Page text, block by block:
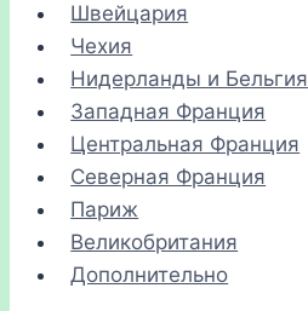
Швейцария
Чехия
Нидерланды и Бельгия
Западная Франция
Центральная Франция
Северная Франция
Париж
Великобритания
Дополнительно